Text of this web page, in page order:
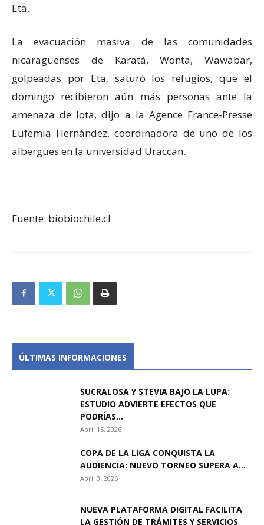
Eta.
La evacuación masiva de las comunidades
nicaragüenses de Karatá, Wonta, Wawabar,
golpeadas por Eta, saturó los refugios, que el
domingo recibieron aún más personas ante la
amenaza de Iota, dijo a la Agence France-Presse
Eufemia Hernández, coordinadora de uno de los
albergues en la universidad Uraccan.
Fuente: biobiochile.cl
ÚLTIMAS INFORMACIONES
SUCRALOSA Y STEVIA BAJO LA LUPA:
ESTUDIO ADVIERTE EFECTOS QUE
PODRÍAS...
Abril 15, 2026
COPA DE LA LIGA CONQUISTA LA
AUDIENCIA: NUEVO TORNEO SUPERA A...
Abril 3, 2026
NUEVA PLATAFORMA DIGITAL FACILITA
LA GESTIÓN DE TRÁMITES Y SERVICIOS